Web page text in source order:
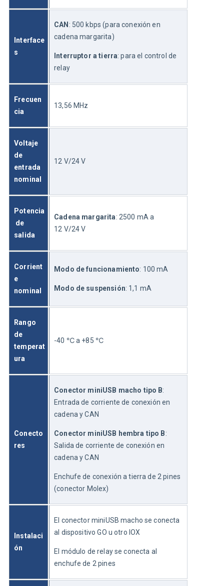
Interface
s
CAN : 500 kbps (para conexión en
cadena margarita)
Interruptor a tierra: para el control de
relay
Frecuen
cia
13,56 MHz
Voltaje
de
entrada
nominal
12 V/24 V
Potencia
de
salida
Cadena margarita: 2500 mA a
12 V/24 V
Corrient
e
nominal
Modo de funcionamiento: 100 mA
Modo de suspensión: 1,1 mA
Rango
de
temperat
ura
-40 ℃ a +85 ℃
Conecto
res
Conector miniUSB macho tipo B:
Entrada de corriente de conexión en
cadena y CAN
Conector miniUSB hembra tipo B:
Salida de corriente de conexión en
cadena y CAN
Enchufe de conexión a tierra de 2 pines
(conector Molex)
Instalaci
ón
El conector miniUSB macho se conecta
al dispositivo GO u otro IOX
El módulo de relay se conecta al
enchufe de 2 pines